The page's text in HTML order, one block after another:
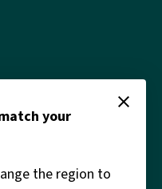
close
your
the region to